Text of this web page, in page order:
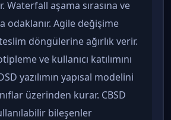
Waterfall aşama sırasına ve
odaklanır. Agile değişime
döngülerine ağırlık verir.
ve kullanıcı katılımını
yazılımın yapısal modelini
üzerinden kurar. CBSD
bileşenler